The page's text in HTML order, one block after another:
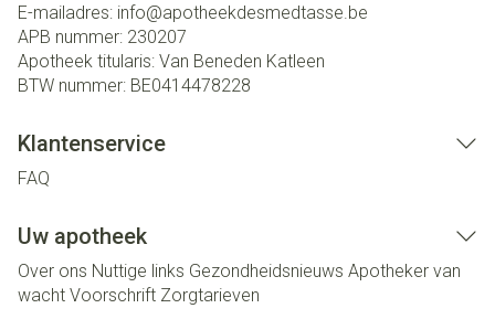
E-mailadres: info@apotheekdesmedtasse.be
APB nummer: 230207
Apotheek titularis: Van Beneden Katleen
BTW nummer: BE0414478228
Klantenservice
FAQ
Uw apotheek
Over ons Nuttige links Gezondheidsnieuws Apotheker van
wacht Voorschrift Zorgtarieven